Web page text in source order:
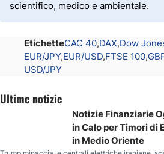
scientifico, medico e ambientale.
EtichetteCAC 40 DAX Dow
EUR/JPY EUR/USD FTSE 100
USD/JPY
Ultime notizie
Notizie Finanziarie
in Calo per Timori di
in Medio Oriente